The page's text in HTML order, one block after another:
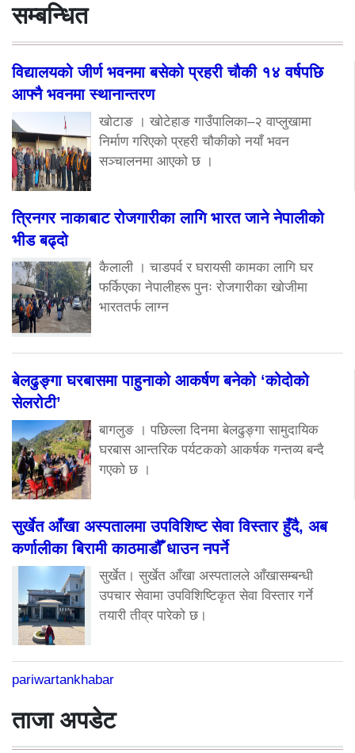
सम्बन्धित
विद्यालयको जीर्ण भवनमा बसेको प्रहरी चौकी १४ वर्षपछि
आफ्नै भवनमा स्थानान्तरण
खोटाङ । खोटेहाङ गाउँपालिका–२ वाप्लुखामा
निर्माण गरिएको प्रहरी चौकीको नयाँ भवन
सञ्चालनमा आएको छ ।
त्रिनगर नाकाबाट रोजगारीका लागि भारत जाने नेपालीको
भीड बढ्दो
कैलाली । चाडपर्व र घरायसी कामका लागि घर
फर्किएका नेपालीहरू पुनः रोजगारीका खोजीमा
भारततर्फ लाग्न
बेलढुङ्गा घरबासमा पाहुनाको आकर्षण बनेको ‘कोदोको
सेलरोटी’
बागलुङ । पछिल्ला दिनमा बेलढुङ्गा सामुदायिक
घरबास आन्तरिक पर्यटकको आकर्षक गन्तव्य बन्दै
गएको छ ।
सुर्खेत आँखा अस्पतालमा उपविशिष्ट सेवा विस्तार हुँदै, अब
कर्णालीका बिरामी काठमाडौँ धाउन नपर्ने
सुर्खेत। सुर्खेत आँखा अस्पतालले आँखासम्बन्धी
उपचार सेवामा उपविशिष्टिकृत सेवा विस्तार गर्ने
तयारी तीव्र पारेको छ।
pariwartankhabar
ताजा अपडेट